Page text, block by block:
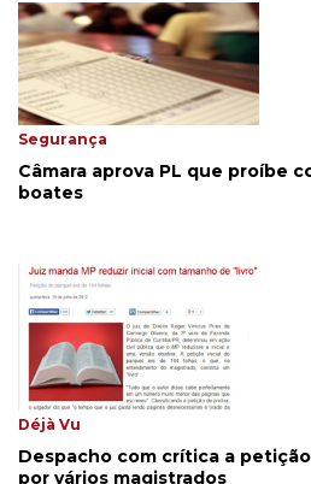
Segurança
Câmara aprova PL que proíbe
boates
Déjà Vu
Despacho com crítica a
por vários magistrados